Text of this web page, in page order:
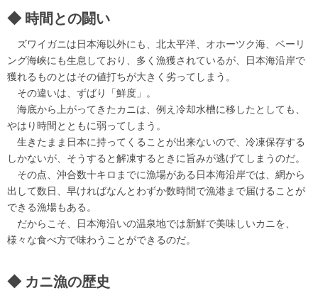
時間との闘い
ズワイガニは日本海以外にも、北太平洋、オホーツク海、ベーリ
ング海峡にも生息しており、多く漁獲されているが、日本海沿岸で
獲れるものとはその値打ちが大きく劣ってしまう。
その違いは、ずばり「鮮度」。
海底から上がってきたカニは、例え冷却水槽に移したとしても、
やはり時間とともに弱ってしまう。
生きたまま日本に持ってくることが出来ないので、冷凍保存する
しかないが、そうすると解凍するときに旨みが逃げてしまうのだ。
その点、沖合数十キロまでに漁場がある日本海沿岸では、網から
出して数日、早ければなんとわずか数時間で漁港まで届けることが
できる漁場もある。
だからこそ、日本海沿いの温泉地では新鮮で美味しいカニを、
様々な食べ方で味わうことができるのだ。
カニ漁の歴史